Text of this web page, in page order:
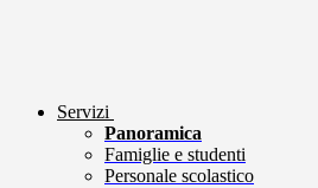
Servizi
Panoramica
Famiglie e studenti
Personale scolastico